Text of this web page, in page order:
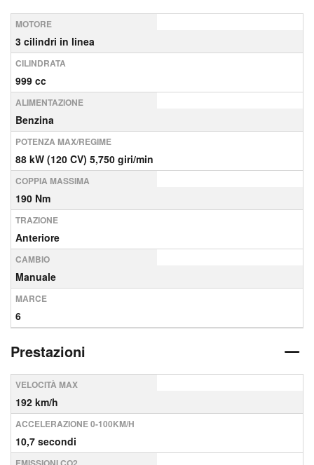
MOTORE
3 cilindri in linea
CILINDRATA
999 cc
ALIMENTAZIONE
Benzina
POTENZA MAX/REGIME
88 kW (120 CV) 5,750 giri/min
COPPIA MASSIMA
190 Nm
TRAZIONE
Anteriore
CAMBIO
Manuale
MARCE
6
Prestazioni
VELOCITÀ MAX
192 km/h
ACCELERAZIONE 0-100KM/H
10,7 secondi